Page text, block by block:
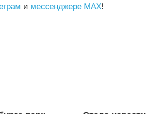
и мессенджере MAX!